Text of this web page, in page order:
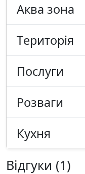
Аква зона
Tериторія
Послуги
Розваги
Кухня
Відгуки (1)